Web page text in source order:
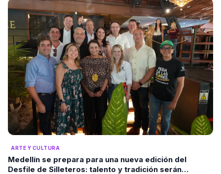
ARTE Y CULTURA
Medellín se prepara para una nueva edición del
Desfile de Silleteros: talento y tradición serán